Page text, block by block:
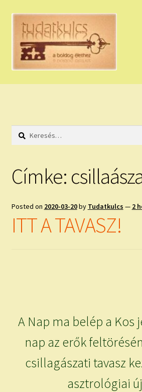
Ugrás
navigációhoz
Kilépés
tartalomba
HÚZZ EGY KÁRTYÁT!
HOLDNAPTÁR
KÉRJ EGY MEGERŐSÍTÉST!
TAROT ELEMZÉS MEGRENDELÉSE
Keresés:
Címke:
Posted on 2020-03-20by Tudatkulcs — 2
ITT A TAVASZ!
A Nap ma belép a Kos
nap az erők
csillagászati tavasz
asztrológiai